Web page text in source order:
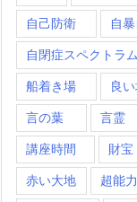
自己防衛 自
自閉症スペクトラム
船着き場 良
言の葉 言霊
講座時間 財宝
赤い大地 超能力